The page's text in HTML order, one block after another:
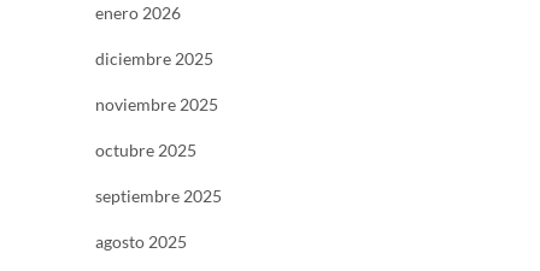
enero 2026
diciembre 2025
noviembre 2025
octubre 2025
septiembre 2025
agosto 2025